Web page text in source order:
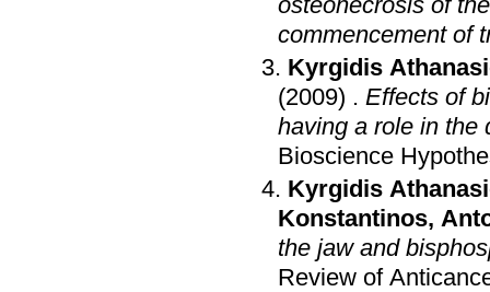
commencement of
Kyrgidis
(2009) . Effects of
having a role in the
Bioscience
Kyrgidis
Konstantinos,
the jaw and
Review of